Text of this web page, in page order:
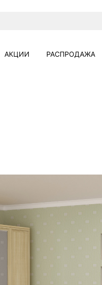
АКЦИИ РАСПРОДАЖА